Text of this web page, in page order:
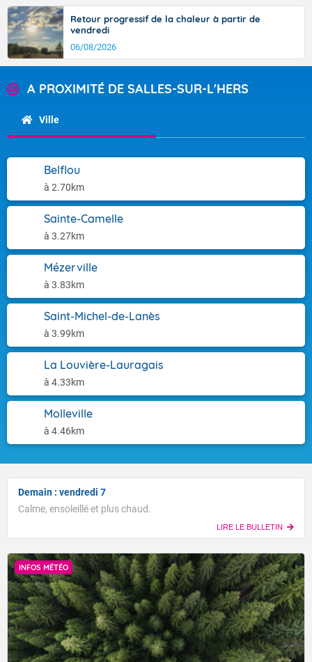
Retour progressif de la chaleur à partir de
vendredi
06/08/2026
A PROXIMITÉ DE SALLES-SUR-L'HERS
Ville
Belflou
à 2.70km
Sainte-Camelle
à 3.27km
Mézerville
à 3.83km
Saint-Michel-de-Lanès
à 3.99km
La Louvière-Lauragais
à 4.33km
Molleville
à 4.46km
Demain : vendredi 7
Calme, ensoleillé et plus chaud.
LIRE LE BULLETIN
INFOS MÉTÉO